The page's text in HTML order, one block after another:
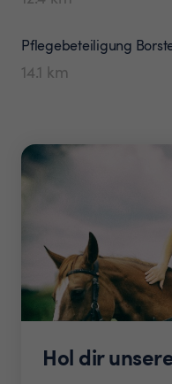
Pflegebeteiligung
14.1 km
Hol dir